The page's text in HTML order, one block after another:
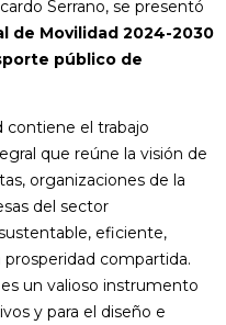
Serrano, se presentó
de Movilidad 2024-2030
público de
contiene el trabajo
que reúne la visión de
organizaciones de la
del sector
eficiente,
compartida.
un valioso instrumento
y para el diseño e